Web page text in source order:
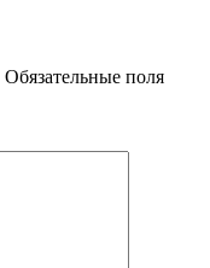
Обязательные поля